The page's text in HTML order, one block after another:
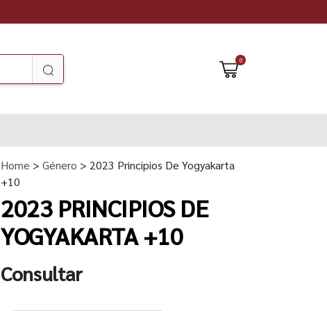
0
Home > Género > 2023 Principios De Yogyakarta
+10
2023 PRINCIPIOS DE
YOGYAKARTA +10
Consultar